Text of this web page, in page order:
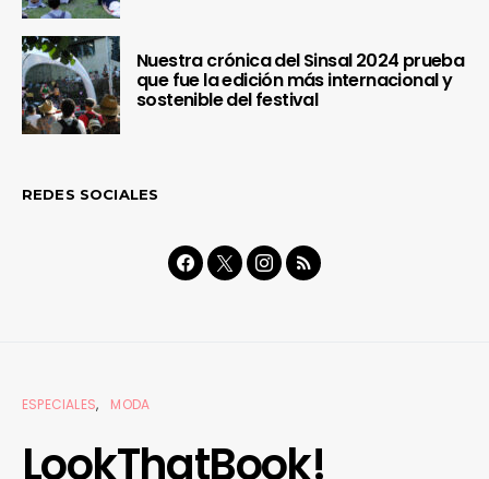
Nuestra crónica del Sinsal 2024 prueba
que fue la edición más internacional y
sostenible del festival
REDES SOCIALES
ESPECIALES MODA
LookThatBook!